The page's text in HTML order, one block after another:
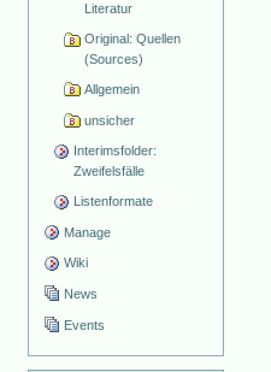
Literatur
Original: Quellen
(Sources)
Allgemein
unsicher
Interimsfolder:
Zweifelsfälle
Listenformate
Manage
Wiki
News
Events